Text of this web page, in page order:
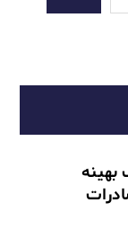
بهینه